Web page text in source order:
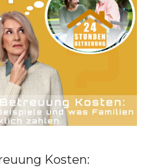
Kosten: